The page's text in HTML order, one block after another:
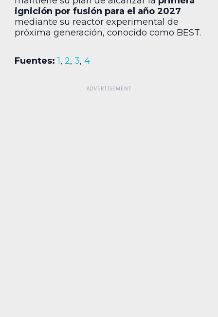
ignición por fusión para el año 2027
mediante su reactor experimental de
próxima generación, conocido como BEST.
Fuentes: 1, 2, 3, 4